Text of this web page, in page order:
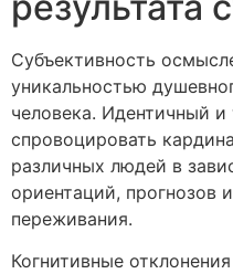
Субъективность
уникальностью
человека. Идентичный
спровоцировать
различных людей в
ориентаций, прогнозов
переживания.
Когнитивные